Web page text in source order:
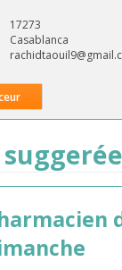
17273
Casablanca